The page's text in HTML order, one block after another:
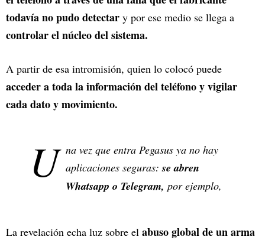
todavía no pudo detectar y por ese medio se llega a
controlar el núcleo del sistema.
A partir de esa intromisión, quien lo colocó puede
acceder a toda la información del teléfonoy vigilar
cada dato y movimiento.
U na vez que entra Pegasus ya no hay
aplicaciones seguras:se abren
Whatsapp o Telegram, por ejemplo,
La revelación echa luz sobre el abuso global de un arma